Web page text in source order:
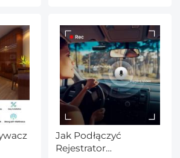
Jak Podłączyć
Rejestrator